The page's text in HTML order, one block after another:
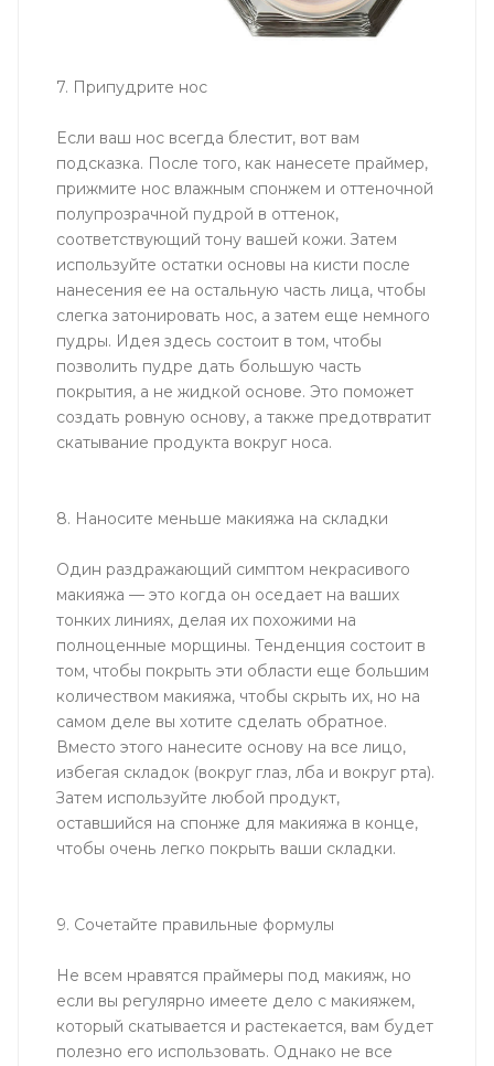
7. Припудрите нос
Если ваш нос всегда блестит, вот вам
подсказка. После того, как нанесете праймер,
прижмите нос влажным спонжем и оттеночной
полупрозрачной пудрой в оттенок,
соответствующий тону вашей кожи. Затем
используйте остатки основы на кисти после
нанесения ее на остальную часть лица, чтобы
слегка затонировать нос, а затем еще немного
пудры. Идея здесь состоит в том, чтобы
позволить пудре дать большую часть
покрытия, а не жидкой основе. Это поможет
создать ровную основу, а также предотвратит
скатывание продукта вокруг носа.
8. Наносите меньше макияжа на складки
Один раздражающий симптом некрасивого
макияжа — это когда он оседает на ваших
тонких линиях, делая их похожими на
полноценные морщины. Тенденция состоит в
том, чтобы покрыть эти области еще большим
количеством макияжа, чтобы скрыть их, но на
самом деле вы хотите сделать обратное.
Вместо этого нанесите основу на все лицо,
избегая складок (вокруг глаз, лба и вокруг рта).
Затем используйте любой продукт,
оставшийся на спонже для макияжа в конце,
чтобы очень легко покрыть ваши складки.
9. Сочетайте правильные формулы
Не всем нравятся праймеры под макияж, но
если вы регулярно имеете дело с макияжем,
который скатывается и растекается, вам будет
полезно его использовать. Однако не все